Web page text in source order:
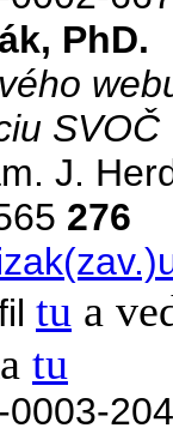
PhD.
SVOČ
J.
276
tu a
tu